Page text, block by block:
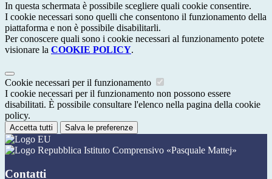
In questa schermata è possibile scegliere quali cookie consentire.
I cookie necessari sono quelli che consentono il funzionamento della
piattaforma e non è possibile disabilitarli.
Per conoscere quali sono i cookie necessari al funzionamento potete
visionare la COOKIE POLICY.
Cookie necessari per il funzionamento
I cookie necessari per il funzionamento non possono essere
disabilitati. È possibile consultare l'elenco nella pagina della cookie
policy.
Accetta tutti Salva le preferenze
Istituto Comprensivo «Pasquale Mattej»
Contatti